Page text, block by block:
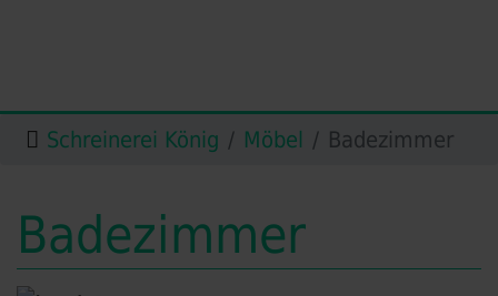
Schreinerei König Möbel Badezimmer
Badezimmer